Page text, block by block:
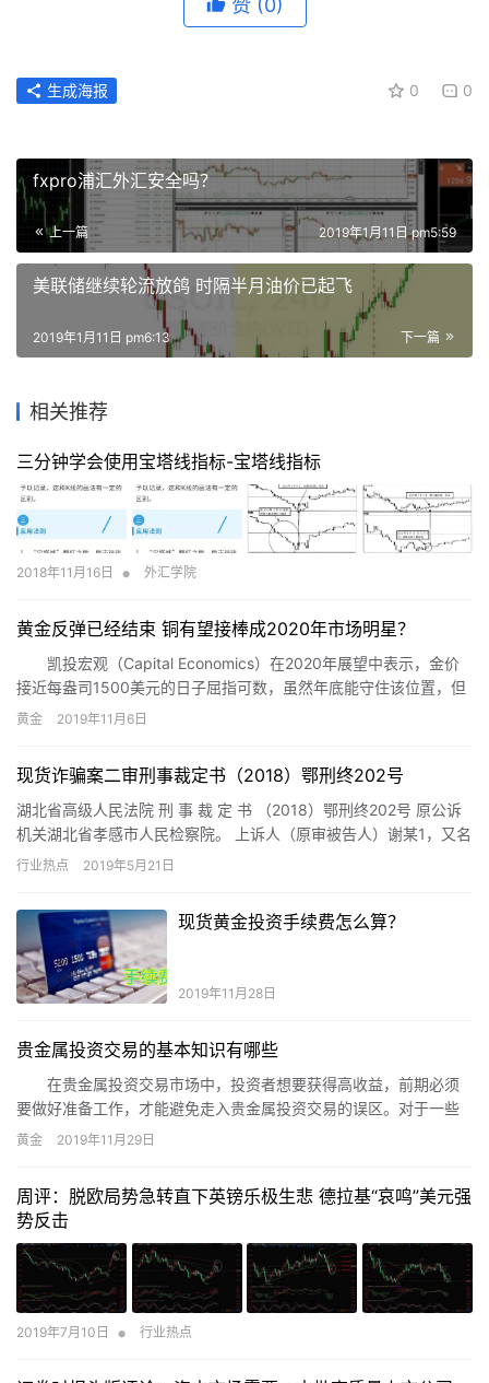
0 0
生成海报
fxpro浦汇外汇安全吗？
上一篇 2019年1月11日 pm5:59
美联储继续轮流放鸽 时隔半月油价已起飞
下一篇
2019年1月11日 pm6:13
相关推荐
三分钟学会使用宝塔线指标-宝塔线指标
2018年11月16日 • 外汇学院
黄金反弹已经结束 铜有望接棒成2020年市场明星？
凯投宏观（Capital Economics）在2020年展望中表示，金价
接近每盎司1500美元的日子屈指可数，虽然年底能守住该位置，但
2020年将回落至1350美元，2021年回落至1250美元。美联储不那
求有望回升，2020年底有望升至每吨6800美元。
黄金 2019年11月6日
现货诈骗案二审刑事裁定书（2018）鄂刑终202号
湖北省高级人民法院 刑 事 裁 定 书 （2018）鄂刑终202号 原公诉
机关湖北省孝感市人民检察院。 上诉人（原审被告人）谢某1，又名
谢宇凡，性别：××，汉族，于广东省雷州市，广…
行业热点 2019年5月21日
现货黄金投资手续费怎么算？
2019年11月28日
贵金属投资交易的基本知识有哪些
在贵金属投资交易市场中，投资者想要获得高收益，前期必须
要做好准备工作，才能避免走入贵金属投资交易的误区。对于一些
贵金属投资交易的新手来说，进行贵金属投资交易之前，要做的就
黄金 2019年11月29日
周评：脱欧局势急转直下英镑乐极生悲 德拉基“哀鸣”美元强
势反击
2019年7月10日 • 行业热点